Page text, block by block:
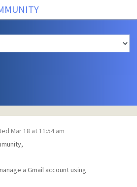
Mar 18 at 11:54 am
a Gmail account using